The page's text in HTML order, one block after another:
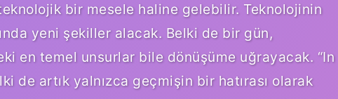
bir mesele haline gelebilir. Teknolojinin
yeni şekiller alacak. Belki de bir gün,
en temel unsurlar bile dönüşüme uğrayacak. “In
de artık yalnızca geçmişin bir hatırası olarak